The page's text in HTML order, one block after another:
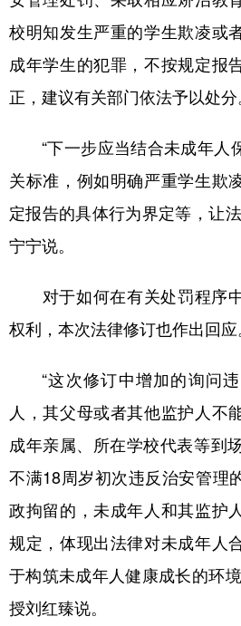
校明知发生严重的学生欺凌或
成年学生的犯罪，不按规定报
正，建议有关部门依法予以处分
“下一步应当结合未成年人
关标准，例如明确严重学生欺
定报告的具体行为界定等，让
宁宁说。
对于如何在有关处罚程序中
权利，本次法律修订也作出回应
“这次修订中增加的询问违
人，其父母或者其他监护人不
成年亲属、所在学校代表等到
不满18周岁初次违反治安管理
政拘留的，未成年人和其监护
规定，体现出法律对未成年人
于构筑未成年人健康成长的环
授刘红臻说。